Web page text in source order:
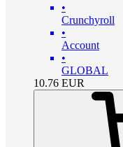
•
Crunchyroll
•
Account
•
GLOBAL
10.76 EUR